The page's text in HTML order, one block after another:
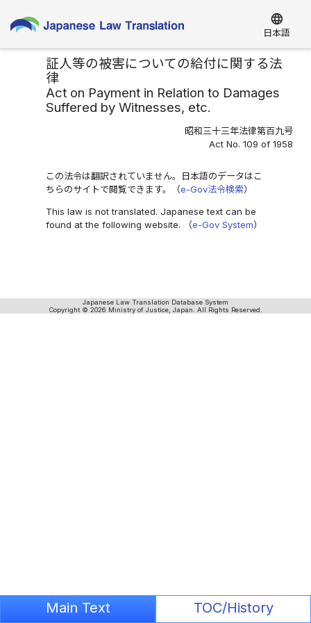
language
日本語
証人等の被害についての給付に関する法
律
Act on Payment in Relation to Damages
Suffered by Witnesses, etc.
昭和三十三年法律第百九号
Act No. 109 of 1958
この法令は翻訳されていません。日本語のデータはこ
ちらのサイトで閲覧できます。（e-Gov法令検索）
This law is not translated. Japanese text can be
found at the following website. （e-Gov System）
Japanese Law Translation Database System
Copyright © 2026 Ministry of Justice, Japan. All Rights Reserved.
Main Text TOC/History